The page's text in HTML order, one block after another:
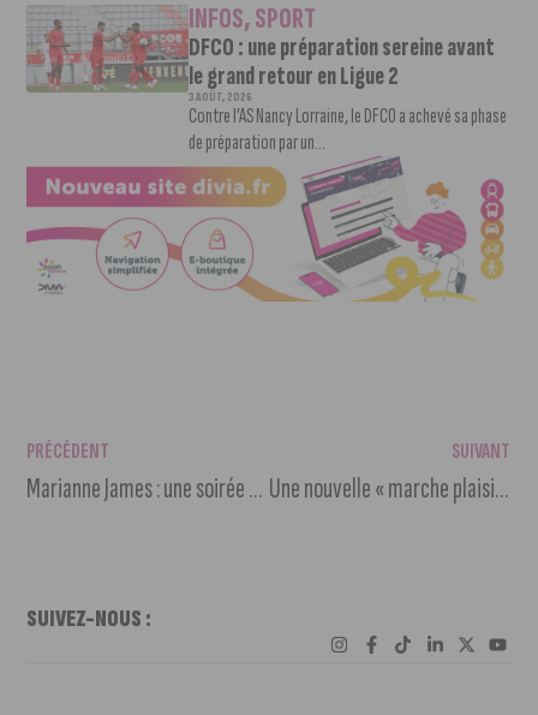
INFOS,SPORT
DFCO : une préparation sereine avant
le grand retour en Ligue 2
3 AOÛT, 2026
Contre l’AS Nancy Lorraine, le DFCO a achevé sa phase
de préparation par un...
PRÉCÉDENT
Marianne James : une soirée mémorable de chant et d’humour
SUIVANT
Une nouvelle « marche plaisir » autour du Port du Canal
SUIVEZ-NOUS :